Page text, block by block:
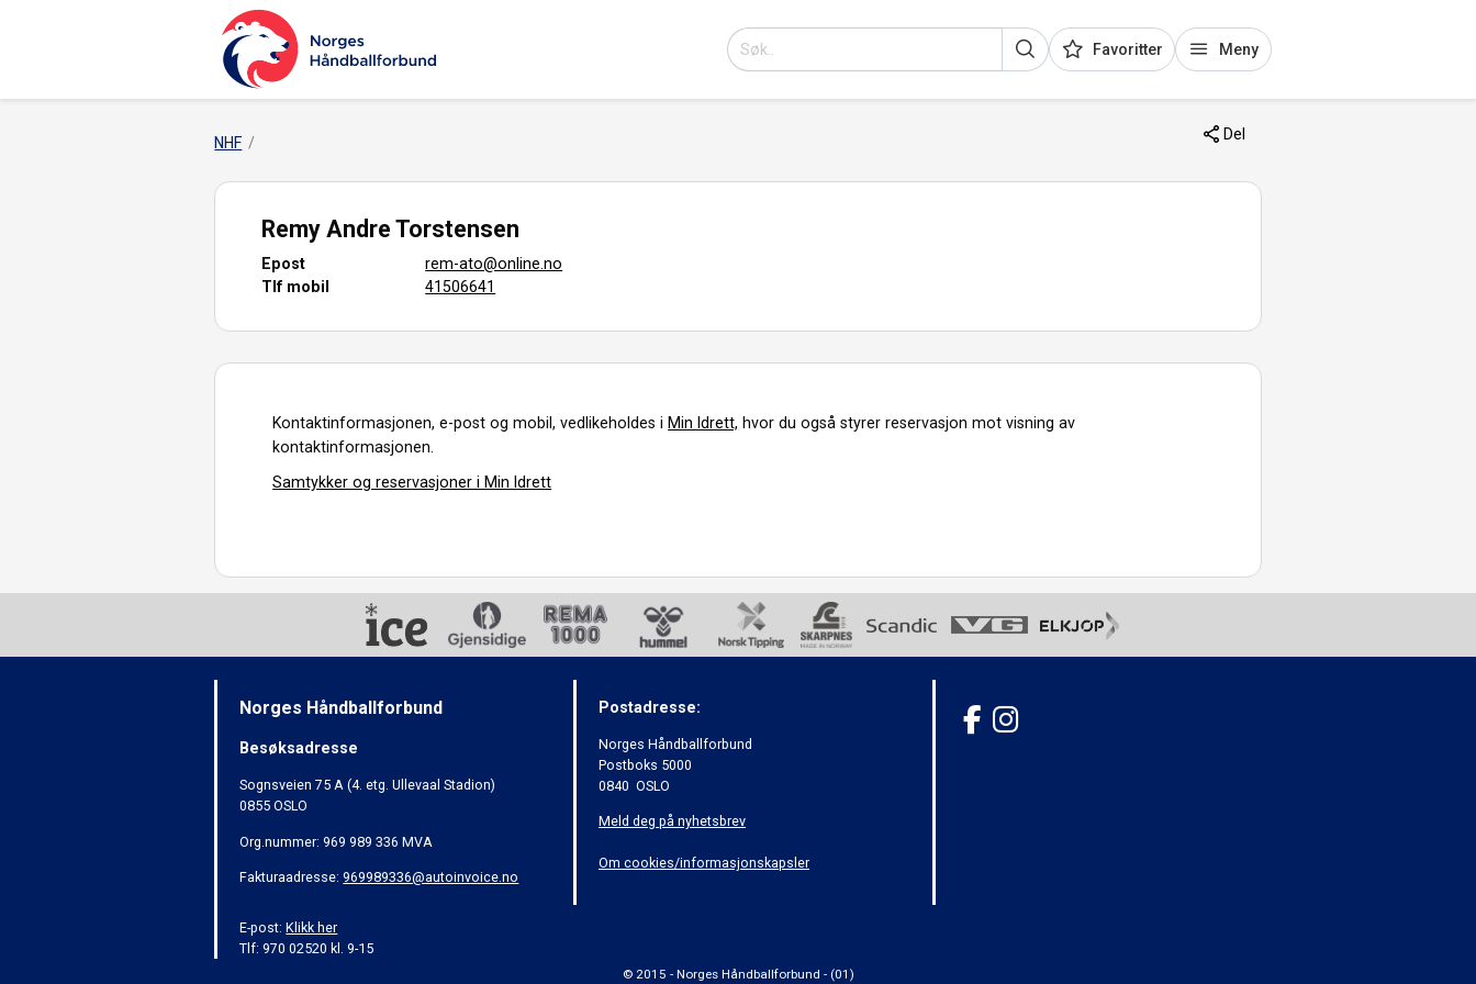
Favoritter Meny
NHF Del
Remy Andre Torstensen
Epost
rem-ato@online.no
Tlf mobil
41506641
Kontaktinformasjonen, e-post og mobil, vedlikeholdes i Min Idrett, hvor du også styrer reservasjon mot visning av
kontaktinformasjonen.
Samtykker og reservasjoner i Min Idrett
Norges Håndballforbund
Besøksadresse
Sognsveien 75 A (4. etg. Ullevaal Stadion)
0855 OSLO
Org.nummer: 969 989 336 MVA
Fakturaadresse:969989336@autoinvoice.no
E-post:Klikk her
Tlf: 970 02520 kl. 9-15
Postadresse:
Norges Håndballforbund
Postboks 5000
0840 OSLO
Meld deg på nyhetsbrev
Om cookies/informasjonskapsler
© 2015 - Norges Håndballforbund - (01)